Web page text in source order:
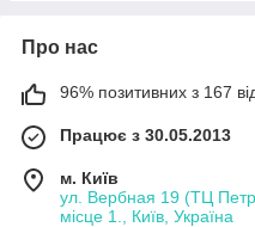
Про нас
96% позитивних з 167
Працює з 30.05.2013
м. Київ
ул. Вербная 19 (ТЦ
місце 1., Київ, Україна